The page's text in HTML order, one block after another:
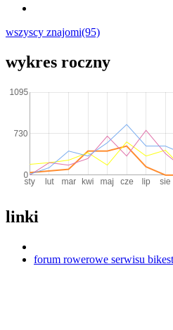
wszyscy znajomi(95)
wykres roczny
linki
forum rowerowe serwisu